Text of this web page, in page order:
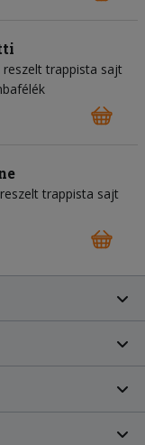
reszelt trappista sajt
reszelt trappista sajt